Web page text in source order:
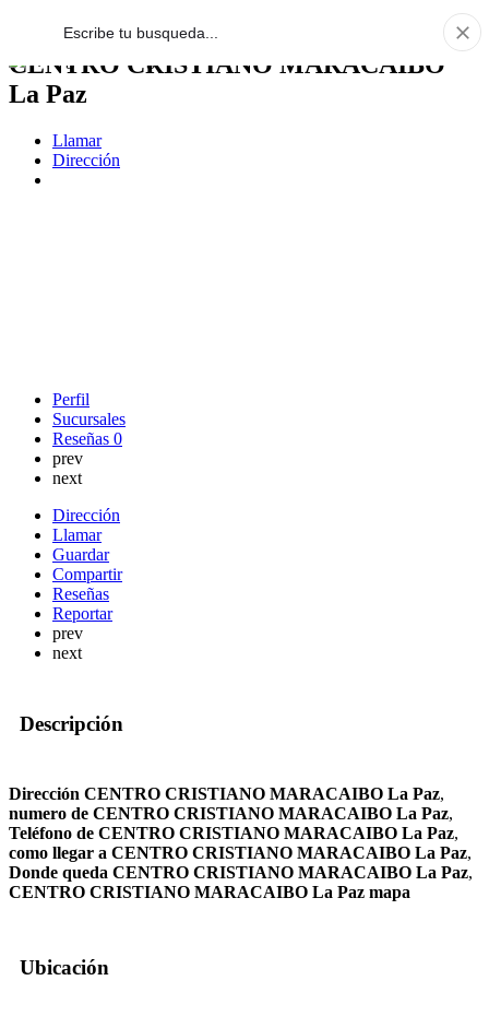
CENTRO CRISTIANO MARACAIBO
La Paz
Llamar
Dirección
Perfil
Sucursales
Reseñas 0
prev
next
Dirección
Llamar
Guardar
Compartir
Reseñas
Reportar
prev
next
Descripción
Dirección CENTRO CRISTIANO MARACAIBO La Paz,
numero de CENTRO CRISTIANO MARACAIBO La Paz,
Teléfono de CENTRO CRISTIANO MARACAIBO La Paz,
como llegar a CENTRO CRISTIANO MARACAIBO La Paz,
Donde queda CENTRO CRISTIANO MARACAIBO La Paz,
CENTRO CRISTIANO MARACAIBO La Paz mapa
Ubicación